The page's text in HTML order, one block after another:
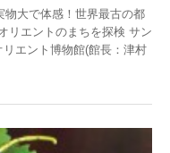
物大で体感！世界最古の都
リエントのまちを探検 サン
エント博物館(館長：津村